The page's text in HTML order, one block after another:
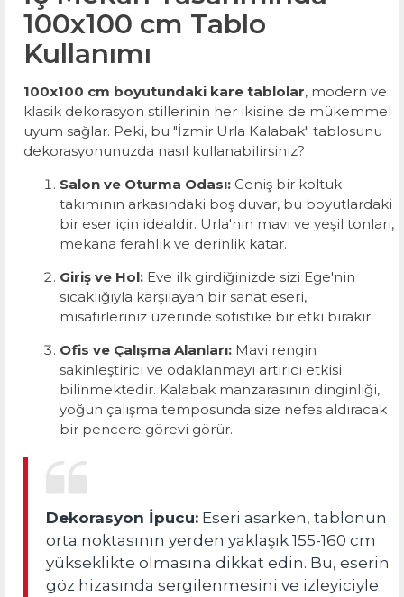
100x100 cm Tablo
Kullanımı
100x100 cm boyutundaki kare tablolar, modern ve
klasik dekorasyon stillerinin her ikisine de mükemmel
uyum sağlar. Peki, bu "İzmir Urla Kalabak" tablosunu
dekorasyonunuzda nasıl kullanabilirsiniz?
Salon ve Oturma Odası: Geniş bir koltuk
takımının arkasındaki boş duvar, bu boyutlardaki
bir eser için idealdir. Urla'nın mavi ve yeşil tonları,
mekana ferahlık ve derinlik katar.
Giriş ve Hol: Eve ilk girdiğinizde sizi Ege'nin
sıcaklığıyla karşılayan bir sanat eseri,
misafirleriniz üzerinde sofistike bir etki bırakır.
Ofis ve Çalışma Alanları: Mavi rengin
sakinleştirici ve odaklanmayı artırıcı etkisi
bilinmektedir. Kalabak manzarasının dinginliği,
yoğun çalışma temposunda size nefes aldıracak
bir pencere görevi görür.
Dekorasyon İpucu: Eseri asarken, tablonun
orta noktasının yerden yaklaşık 155-160 cm
yükseklikte olmasına dikkat edin. Bu, eserin
göz hizasında sergilenmesini ve izleyiciyle